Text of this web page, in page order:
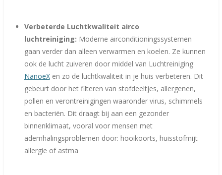
Verbeterde Luchtkwaliteit airco
luchtreiniging: Moderne airconditioningssystemen
gaan verder dan alleen verwarmen en koelen. Ze kunnen
ook de lucht zuiveren door middel van Luchtreiniging
NanoeXen zo de luchtkwaliteit in je huis verbeteren. Dit
gebeurt door het filteren van stofdeeltjes, allergenen,
pollen en verontreinigingen waaronder virus, schimmels
en bacteriën. Dit draagt bij aan een gezonder
binnenklimaat, vooral voor mensen met
ademhalingsproblemen door: hooikoorts, huisstofmijt
allergie of astma